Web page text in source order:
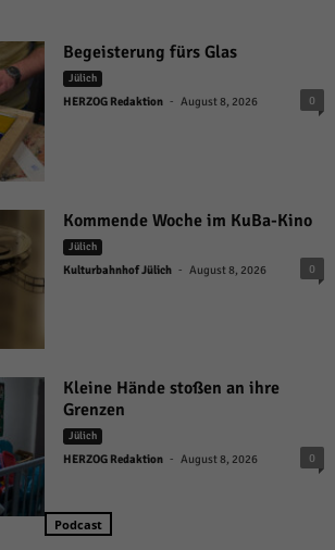
Begeisterung fürs Glas
Jülich
HERZOG Redaktion - August 8, 2026 0
Kommende Woche im KuBa-Kino
Jülich
Kulturbahnhof Jülich - August 8, 2026 0
Kleine Hände stoßen an ihre
Grenzen
Jülich
HERZOG Redaktion - August 8, 2026 0
Podcast